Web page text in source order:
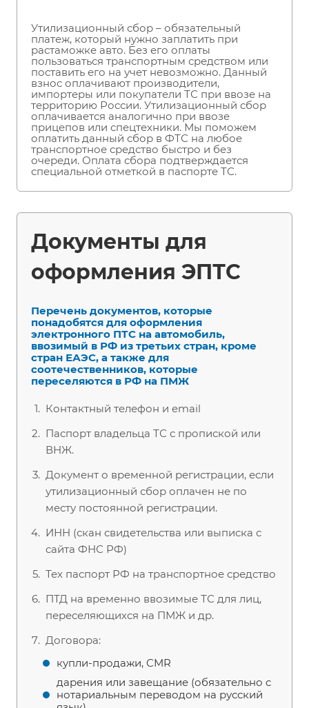
Утилизационный сбор – обязательный
платеж, который нужно заплатить при
растаможке авто. Без его оплаты
пользоваться транспортным средством или
поставить его на учет невозможно. Данный
взнос оплачивают производители,
импортеры или покупатели ТС при ввозе на
территорию России. Утилизационный сбор
оплачивается аналогично при ввозе
прицепов или спецтехники. Мы поможем
оплатить данный сбор в ФТС на любое
транспортное средство быстро и без
очереди. Оплата сбора подтверждается
специальной отметкой в паспорте ТС.
Документы для
оформления ЭПТС
Перечень документов, которые
понадобятся для оформления
электронного ПТС на автомобиль,
ввозимый в РФ из третьих стран, кроме
стран ЕАЭС, а также для
соотечественников, которые
переселяются в РФ на ПМЖ
Контактный телефон и email
Паспорт владельца ТС с пропиской или
ВНЖ.
Документ о временной регистрации, если
утилизационный сбор оплачен не по
месту постоянной регистрации.
ИНН (скан свидетельства или выписка с
сайта ФНС РФ)
Тех паспорт РФ на транспортное средство
ПТД на временно ввозимые ТС для лиц,
переселяющихся на ПМЖ и др.
Договора:
купли-продажи, CMR
дарения или завещание (обязательно c
нотариальным переводом на русский